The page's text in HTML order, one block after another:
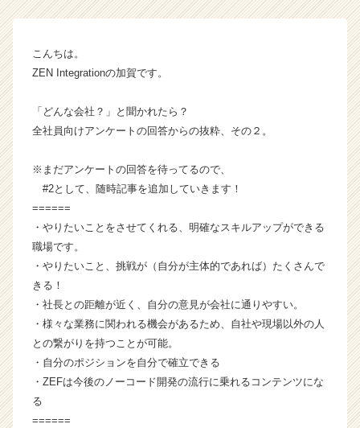
チ
ー・
成
企
業
か
ス
ウ
届
く
就
活
サ
こんちは。
ZEN Integrationの加賀です。
「どんな会社？」と聞かれたら？
全社員向けアンケートの回答からの抜粋、その２。
※まだアンケートの回答を待ってるので、
#2として、随時記事を追加していきます！
======
・やりたいことをさせてくれる、明確なスキルアップができる
職場です。
・やりたいこと、挑戦が（自分が主体的であれば）たくさんで
きる！
・社長との距離が近く、自分の意見が会社に通りやすい。
・様々な業務に関われる機会があるため、自社や現場以外の人
との繋がりを持つことが可能。
・自分のポジションを自分で確立できる
・ZEFは今後のノーコード開発の流行に乗れるコンテンツにな
る
======